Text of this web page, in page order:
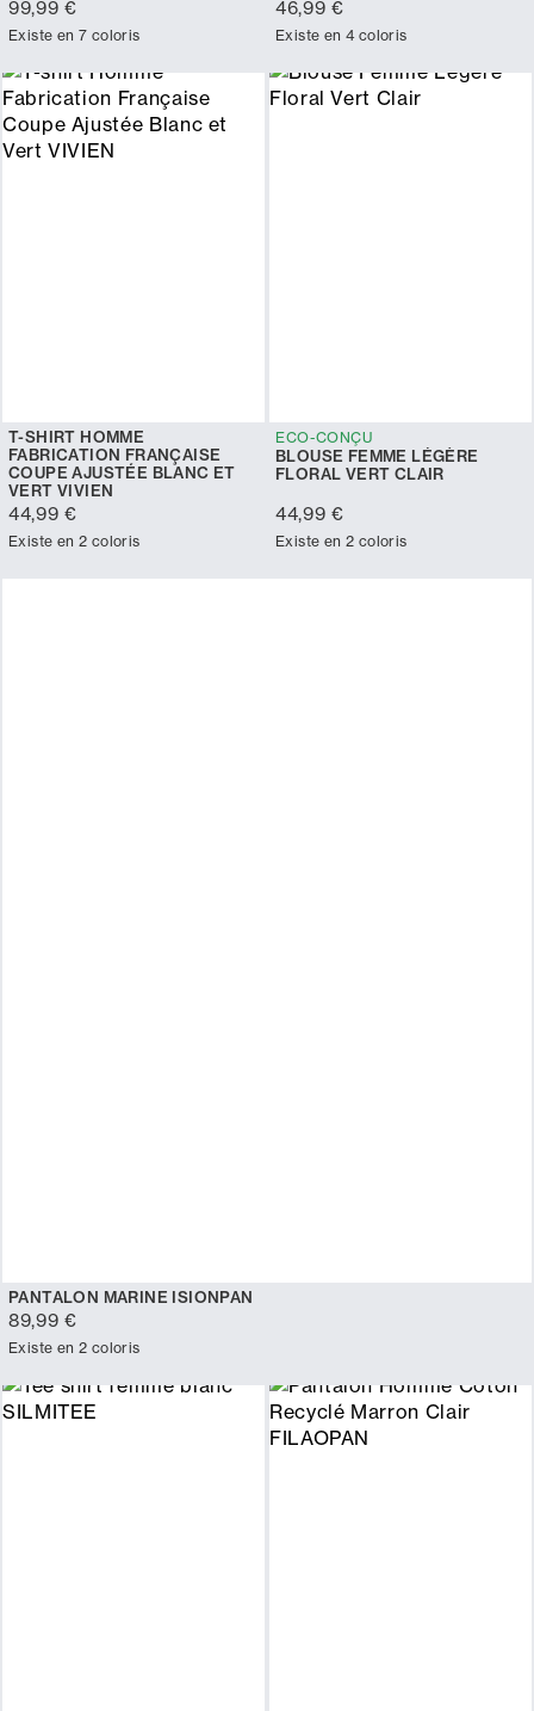
99,99 €
Existe en 7 coloris
46,99 €
Existe en 4 coloris
T-SHIRT HOMME
FABRICATION FRANÇAISE
COUPE AJUSTÉE BLANC ET
VERT VIVIEN
44,99 €
Existe en 2 coloris
ECO-CONÇU
BLOUSE FEMME LÉGÈRE
FLORAL VERT CLAIR
44,99 €
Existe en 2 coloris
PANTALON MARINE ISIONPAN
89,99 €
Existe en 2 coloris